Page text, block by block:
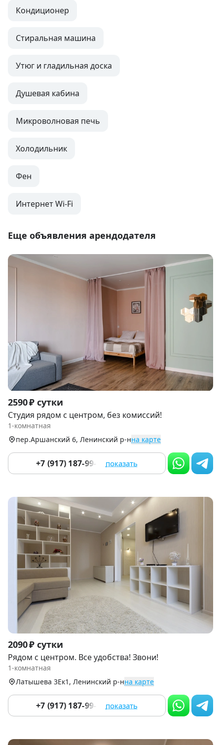
Кондиционер
Стиральная машина
Утюг и гладильная доска
Душевая кабина
Микроволновая печь
Холодильник
Фен
Интернет Wi-Fi
Еще объявления арендодателя
Item
1
of
9
2590 ₽ сутки
Студия рядом с центром, без комиссий!
1-комнатная
пер.Аршанский 6, Ленинский р-нна карте
+7 (917) 187-99-14 показать
Item
1
of
2090 ₽ сутки
Рядом с центром. Все удобства! Звони!
1-комнатная
Латышева 3Ек1, Ленинский р-нна карте
+7 (917) 187-99-14 показать